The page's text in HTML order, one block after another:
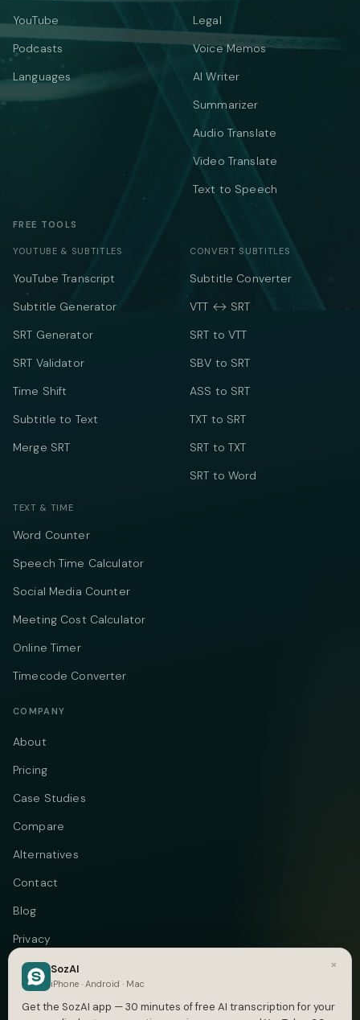
YouTube
Podcasts
Languages
Legal
Voice Memos
AI Writer
Summarizer
Audio Translate
Video Translate
Text to Speech
FREE TOOLS
YOUTUBE & SUBTITLES
YouTube Transcript
Subtitle Generator
SRT Generator
SRT Validator
Time Shift
Subtitle to Text
Merge SRT
CONVERT SUBTITLES
Subtitle Converter
VTT ↔ SRT
SRT to VTT
SBV to SRT
ASS to SRT
TXT to SRT
SRT to TXT
SRT to Word
TEXT & TIME
Word Counter
Speech Time Calculator
Social Media Counter
Meeting Cost Calculator
Online Timer
Timecode Converter
COMPANY
About
Pricing
Case Studies
Compare
Alternatives
Contact
Blog
Privacy
Terms
DMCA
×
SozAI
iPhone · Android · Mac
Get the SozAI app — 30 minutes of free AI transcription for your